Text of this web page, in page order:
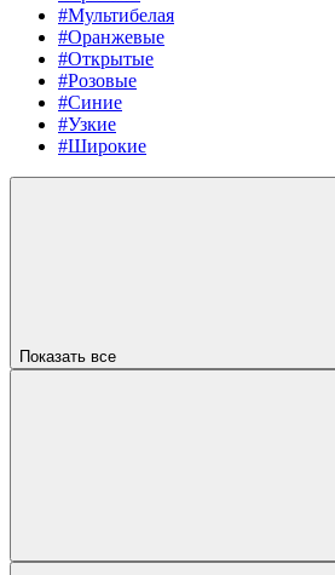
#Мультибелая
#Оранжевые
#Открытые
#Розовые
#Синие
#Узкие
#Широкие
Показать все